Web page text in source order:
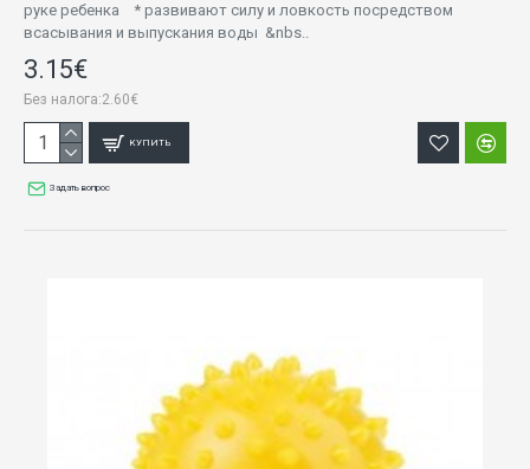
руке ребенка * развивают силу и ловкость посредством
всасывания и выпускания воды &nbs..
3.15€
Без налога:2.60€
КУПИТЬ
Задать вопрос